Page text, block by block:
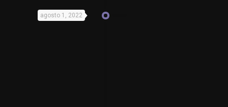
agosto 1, 2022